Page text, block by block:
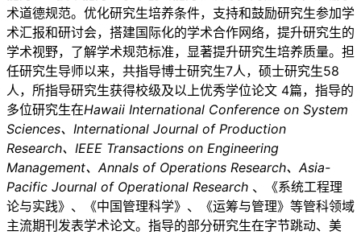
术道德规范。优化研究生培养条件，支持和鼓励研究生参加学
术汇报和研讨会，搭建国际化的学术合作网络，提升研究生的
学术视野，了解学术规范标准，显著提升研究生培养质量。担
任研究生导师以来，共指导博士研究生7人，硕士研究生58
人，所指导研究生获得校级及以上优秀学位论文 4篇，指导的
多位研究生在Hawaii International Conference on System
Sciences、International Journal of Production
Research、IEEE Transactions on Engineering
Management、Annals of Operations Research、Asia-
Pacific Journal of Operational Research 、《系统工程理
论与实践》、《中国管理科学》、《运筹与管理》等管科领域
主流期刊发表学术论文。指导的部分研究生在字节跳动、美